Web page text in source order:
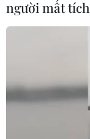
người mất tích